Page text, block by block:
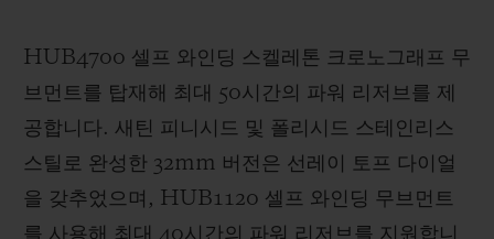
HUB4700 셀프 와인딩 스켈레톤 크로노그래프 무
브먼트를 탑재해 최대 50시간의 파워 리저브를 제
공합니다. 새틴 피니시드 및 폴리시드 스테인리스
스틸로 완성한 32mm 버전은 선레이 토프 다이얼
을 갖추었으며, HUB1120 셀프 와인딩 무브먼트
를 사용해 최대 40시간의 파워 리저브를 지원합니